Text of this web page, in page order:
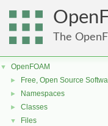
The
▼ OpenFOAM
► Free, Open Source
► Namespaces
► Classes
▼ Files